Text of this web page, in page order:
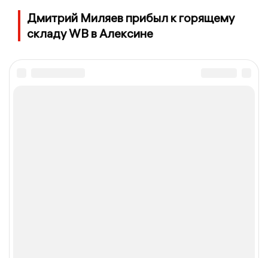
Дмитрий Миляев прибыл к горящему
складу WB в Алексине